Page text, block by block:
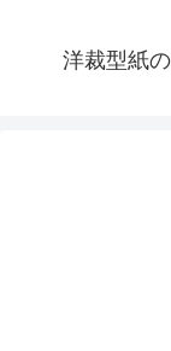
洋裁型紙